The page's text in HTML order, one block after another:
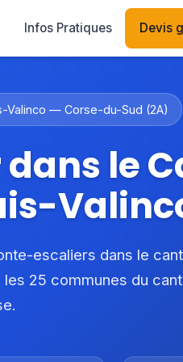
Infos Pratiques Devis
Valinco — Corse-du-Sud (2A)
le
escaliers dans le
25 communes du